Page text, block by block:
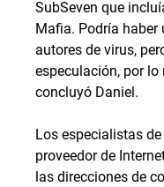
SubSeven que
Mafia. Podría haber
autores de virus,
especulación, por
concluyó Daniel.
Los especialistas
proveedor de
las direcciones de